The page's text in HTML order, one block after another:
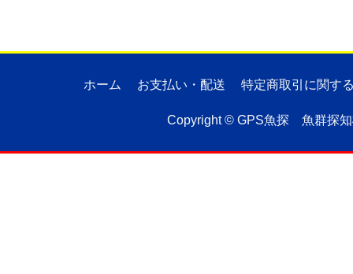
ホーム お支払い・配送 特定商取引に関す
Copyright © GPS魚探 魚群探